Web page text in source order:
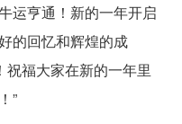
运亨通！新的一年开启
的回忆和辉煌的成
祝福大家在新的一年里
”